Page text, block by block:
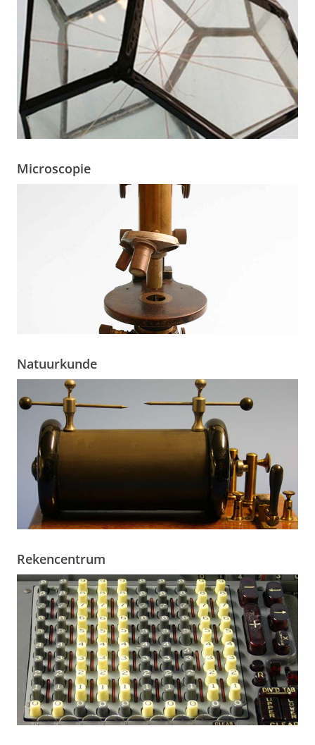
Microscopie
Natuurkunde
Rekencentrum